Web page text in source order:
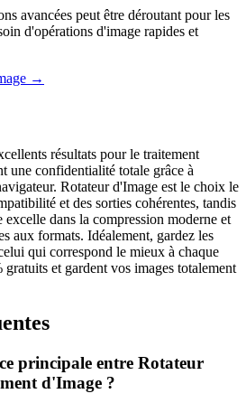
avancées peut être déroutant pour les
d'opérations d'image rapides et
→
résultats pour le traitement
une confidentialité totale grâce à
Rotateur d'Image est le choix le
et des sorties cohérentes, tandis
dans la compression moderne et
aux formats. Idéalement, gardez les
qui correspond le mieux à chaque
et gardent vos images totalement
principale entre Rotateur
d'Image ?